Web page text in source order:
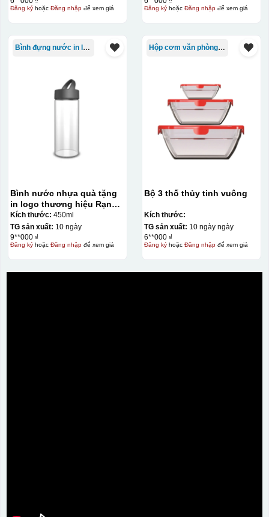
Đăng kýhoặc Đăng nhậpđể xem giá Đăng kýhoặc Đăng nhậpđể xem giá
Bình đựng nước in logo
Bình nước nhựa quà tặng
in logo thương hiệu Rạng
Đông 450ml KQ-BNN01
Kích thước: 450ml
TG sản xuất: 10 ngày
9**000 ₫
Đăng kýhoặc Đăng nhậpđể xem giá
Hộp cơm văn phòng Trung Quốc
Bộ 3 thố thủy tinh vuông
Kích thước:
TG sản xuất: 10 ngày ngày
6**000 ₫
Đăng kýhoặc Đăng nhậpđể xem giá